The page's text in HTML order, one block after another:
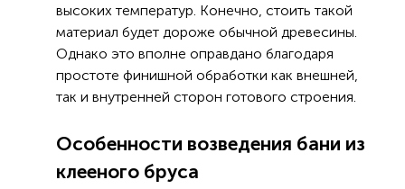
высоких температур. Конечно, стоить такой
материал будет дороже обычной древесины.
Однако это вполне оправдано благодаря
простоте финишной обработки как внешней,
так и внутренней сторон готового строения.
Особенности возведения бани из
клееного бруса